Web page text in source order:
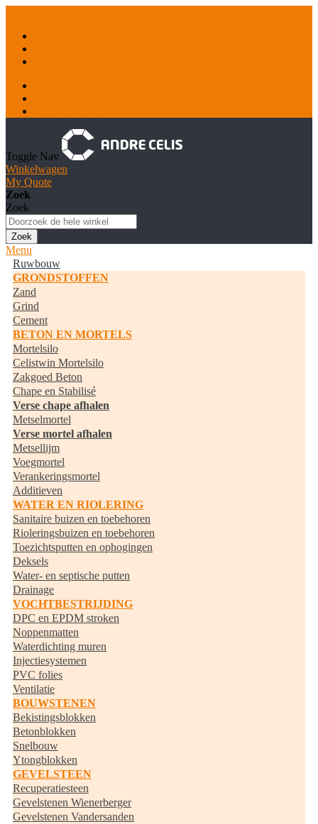
Toggle Nav
Winkelwagen
My Quote
Zoek
Zoek
Zoek
Menu
Ruwbouw
GRONDSTOFFEN
Zand
Grind
Cement
BETON EN MORTELS
Mortelsilo
Celistwin Mortelsilo
Zakgoed Beton
Chape en Stabilisé
Verse chape afhalen
Metselmortel
Verse mortel afhalen
Metsellijm
Voegmortel
Verankeringsmortel
Additieven
WATER EN RIOLERING
Sanitaire buizen en toebehoren
Rioleringsbuizen en toebehoren
Toezichtsputten en ophogingen
Deksels
Water- en septische putten
Drainage
VOCHTBESTRIJDING
DPC en EPDM stroken
Noppenmatten
Waterdichting muren
Injectiesystemen
PVC folies
Ventilatie
BOUWSTENEN
Bekistingsblokken
Betonblokken
Snelbouw
Ytongblokken
GEVELSTEEN
Recuperatiesteen
Gevelstenen Wienerberger
Gevelstenen Vandersanden